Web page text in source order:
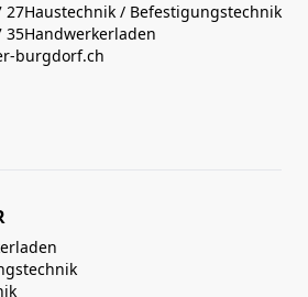
27Haustechnik / Befestigungstechnik
35Handwerkerladen
burgdorf.ch